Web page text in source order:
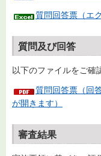
質問回答票（エ
質問及び回答
以下のファイルをご確
質問回答票（回
が開きます）
審査結果